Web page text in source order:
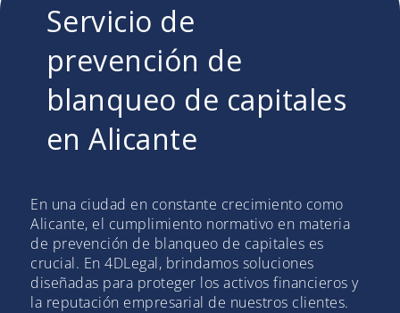
Servicio de
prevención de
blanqueo de capitales
en Alicante
En una ciudad en constante crecimiento como
Alicante, el cumplimiento normativo en materia
de prevención de blanqueo de capitales es
crucial. En 4DLegal, brindamos soluciones
diseñadas para proteger los activos financieros y
la reputación empresarial de nuestros clientes.